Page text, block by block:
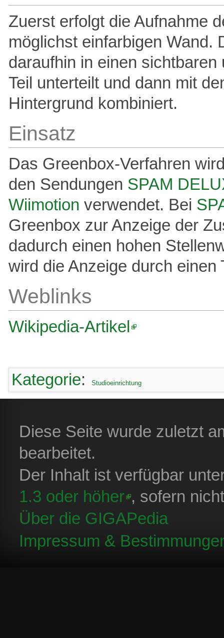
Zuerst erfolgt die Aufnahme
möglichst einfarbigen Wand.
daraufhin in einen
Teil unterteilt und dann mit
Hintergrund kombiniert.
Einsatz
Das Greenbox-Verfahren
den Sendungen SPAM
Wiimotion verwendet. Bei
Greenbox zur Anzeige der
dadurch einen hohen
wird die Anzeige durch einen
Weblinks
Wikipedia-Artikel
Kategorie: Studioeinrichtung
Diese Seite wurde zuletzt
bearbeitet.
Der Inhalt ist verfügbar
1.3 oder höher , sofern
Über die GIGAPedia
Impressum &